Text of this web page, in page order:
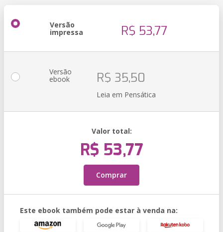
Versão
impressa R$ 53,77
Versão
ebook R$ 35,50
Leia em Pensática
Valor total:
R$ 53,77
Comprar
Este ebook também pode estar à venda na: